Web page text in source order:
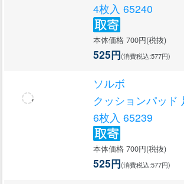
4枚入 65240
本体価格 700円(税抜)
525円(消費税込:577円)
ソルボ
クッションパッド
6枚入 65239
本体価格 700円(税抜)
525円(消費税込:577円)